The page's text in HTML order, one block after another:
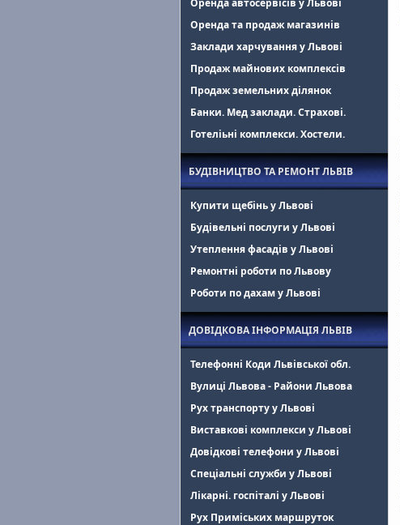
Оренда та продаж магазинів
Заклади харчування у Львові
Продаж майнових комплексів
Продаж земельних ділянок
Банки. Мед заклади. Страхові.
Готеліьні комплекси. Хостели.
БУДІВНИЦТВО ТА РЕМОНТ ЛЬВІВ
Купити щебінь у Львові
Будівельні послуги у Львові
Утеплення фасадів у Львові
Ремонтні роботи по Львову
Роботи по дахам у Львові
ДОВІДКОВА ІНФОРМАЦІЯ ЛЬВІВ
Телефонні Коди Львівської обл.
Вулиці Львова - Райони Львова
Рух транспорту у Львові
Виставкові комплекси у Львові
Довідкові телефони у Львові
Спеціальні служби у Львові
Лікарні. госпіталі у Львові
Рух Приміських маршруток